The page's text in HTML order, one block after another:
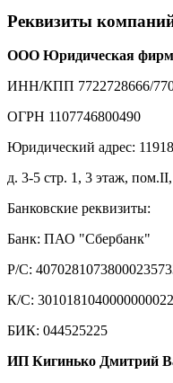
Реквизиты
ООО Юридическая
ИНН/КПП 7722728666/
ОГРН 1107746800490
Юридический адрес:
д. 3-5 стр. 1, 3 этаж,
Банковские реквизиты:
Банк: ПАО "Сбербанк"
Р/С:
К/С:
БИК: 044525225
ИП Кигинько Дмитрий